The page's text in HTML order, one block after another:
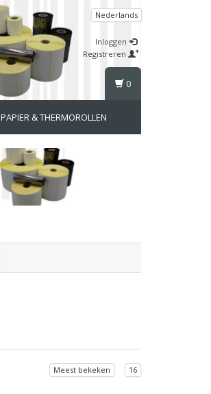
Nederlands
Inloggen
Registreren
PAPIER & THERMOROLLEN
0
Meest bekeken 16